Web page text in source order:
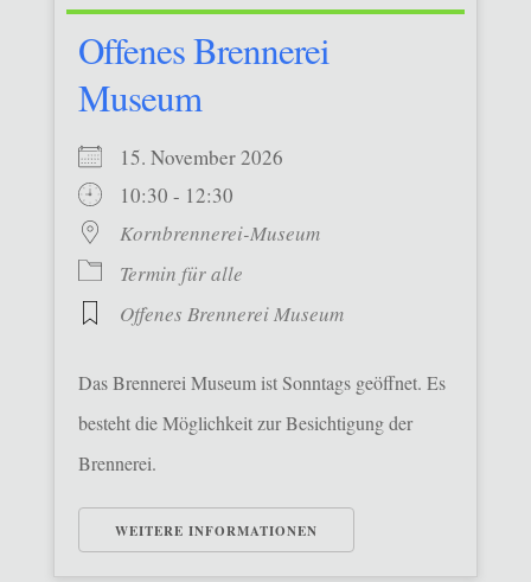
Offenes Brennerei
Museum
15. November 2026
10:30 - 12:30
Kornbrennerei-Museum
Termin für alle
Offenes Brennerei Museum
Das Brennerei Museum ist Sonntags geöffnet. Es
besteht die Möglichkeit zur Besichtigung der
Brennerei.
WEITERE INFORMATIONEN